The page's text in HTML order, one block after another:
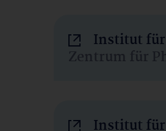
Institut
Zentrum für
Institut